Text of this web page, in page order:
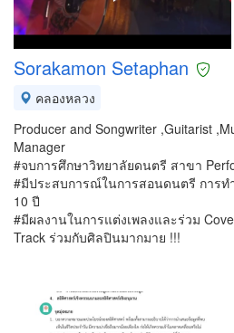
Sorakamon Setaphan
คลองหลวง
Producer and Songwriter ,Guitarist
Manager
#จบการศึกษาวิทยาลัยดนตรี สาขา
#มีประสบการณ์ในการสอนดนตรี การท
10 ปี
#มีผลงานในการแต่งเพลงและร่วม
Track ร่วมกับศิลปินมากมาย !!!